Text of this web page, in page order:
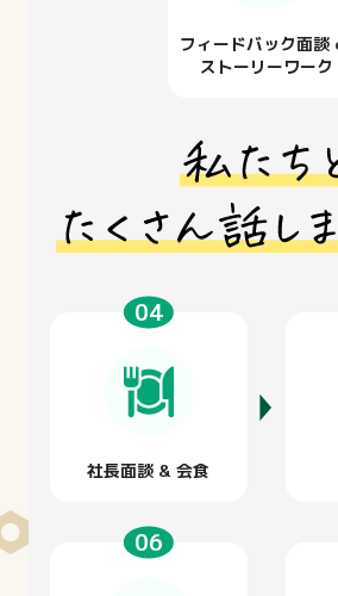
フィードバック面談
ストーリーワーク
社長面談 & 会食